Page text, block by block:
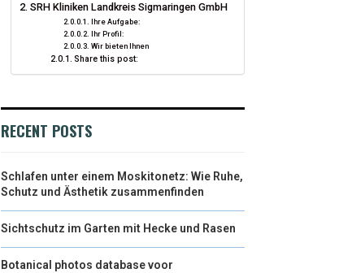
SRH Kliniken Landkreis Sigmaringen GmbH
Ihre Aufgabe:
Ihr Profil:
Wir bieten Ihnen
Share this post:
RECENT POSTS
Schlafen unter einem Moskitonetz: Wie Ruhe,
Schutz und Ästhetik zusammenfinden
Sichtschutz im Garten mit Hecke und Rasen
Botanical photos database voor